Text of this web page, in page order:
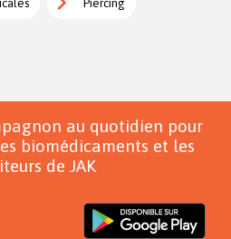
Piercing
au quotidien pour
biomédicaments et les
de JAK